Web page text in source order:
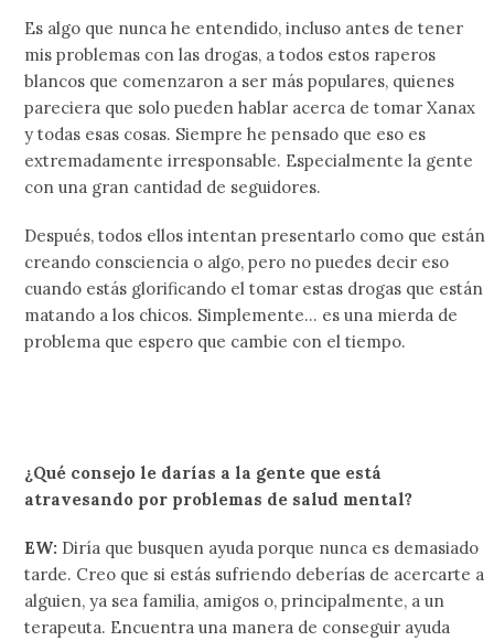
Es algo que nunca he entendido, incluso antes de tener
mis problemas con las drogas, a todos estos raperos
blancos que comenzaron a ser más populares, quienes
pareciera que solo pueden hablar acerca de tomar Xanax
y todas esas cosas. Siempre he pensado que eso es
extremadamente irresponsable. Especialmente la gente
con una gran cantidad de seguidores.
Después, todos ellos intentan presentarlo como que están
creando consciencia o algo, pero no puedes decir eso
cuando estás glorificando el tomar estas drogas que están
matando a los chicos. Simplemente… es una mierda de
problema que espero que cambie con el tiempo.
¿Qué consejo le darías a la gente que está
atravesando por problemas de salud mental?
EW: Diría que busquen ayuda porque nunca es demasiado
tarde. Creo que si estás sufriendo deberías de acercarte a
alguien, ya sea familia, amigos o, principalmente, a un
terapeuta. Encuentra una manera de conseguir ayuda